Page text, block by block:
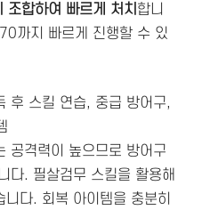
합하여 빠르게 처치 합니
까지 빠르게 진행할 수 있
후 스킬 연습, 중급 방어구,
공격력이 높으므로 방어구
다. 필살검무 스킬을 활용해
다. 회복 아이템을 충분히